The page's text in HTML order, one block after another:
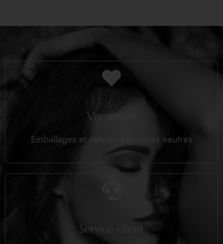
Vie privée
Emballages et relevés bancaires neutres
Service client